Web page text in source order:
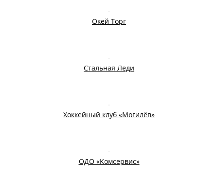
Окей Торг
Стальная Леди
Хоккейный клуб «Могилёв»
ОДО «Комсервис»